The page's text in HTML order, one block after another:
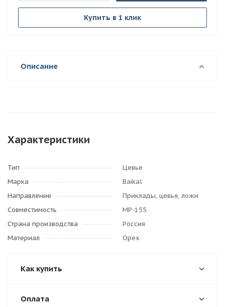
Купить в 1 клик
Описание
Характеристики
Тип
Цевье
Марка
Baikal
Направление
Приклады, цевья, ложи
Совместимость
МР-155
Страна производства
Россия
Материал
Орех
Как купить
Оплата